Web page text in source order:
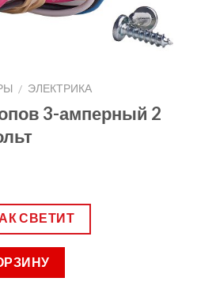
/ ЭЛЕКТРИКА
3-амперный 2
СВЕТИТ